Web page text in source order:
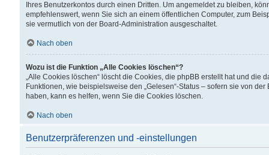
Ihres Benutzerkontos durch einen Dritten. Um angemeldet zu bleiben,
empfehlenswert, wenn Sie sich an einem öffentlichen Computer, zum
sie vermutlich von der Board-Administration ausgeschaltet.
Nach oben
Wozu ist die Funktion „Alle Cookies löschen“?
„Alle Cookies löschen“ löscht die Cookies, die phpBB erstellt hat und
Funktionen, wie beispielsweise den „Gelesen“-Status – sofern sie von
haben, kann es helfen, wenn Sie die Cookies löschen.
Nach oben
Benutzerpräferenzen und -einstellungen